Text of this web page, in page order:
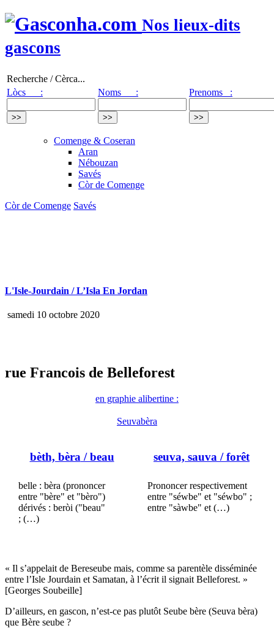
Nos lieux-dits
gascons
Recherche / Cèrca...
Lòcs :
Noms : Prenoms :
Comenge & Coseran
Aran
Nébouzan
Savés
Còr de Comenge
Còr de Comenge Savés
L'Isle-Jourdain / L’Isla En Jordan
samedi 10 octobre 2020
rue Francois de Belleforest
en graphie alibertine :
Seuvabèra
bèth, bèra / beau
belle : bèra (prononcer
entre "bère" et "bèro")
dérivés : beròi ("beau"
; (…)
seuva, sauva / forêt
Prononcer respectivement
entre "séwbe" et "séwbo" ;
entre "sàwbe" et (…)
« Il s’appelait de Bereseube mais, comme sa parentèle disséminée
entre l’Isle Jourdain et Samatan, à l’écrit il signait Belleforest. »
[Georges Soubeille]
D’ailleurs, en gascon, n’est-ce pas plutôt Seube bère (Seuva bèra)
que Bère seube ?